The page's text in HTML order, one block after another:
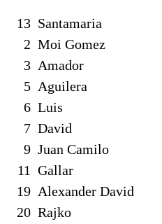
13 Santamaria
2 Moi Gomez
3 Amador
5 Aguilera
6 Luis
7 David
9 Juan Camilo
11 Gallar
19 Alexander David
20 Rajko